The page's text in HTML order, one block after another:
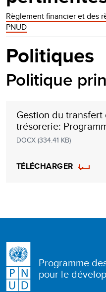
Règlement financier et des
PNUD
Politiques
Politique
Gestion du
trésorerie:
Unies pour le
(PNUD) en tant
Nations Unies
DOCX (334.41 KB)
TÉLÉCHARGER
Programme
pour le